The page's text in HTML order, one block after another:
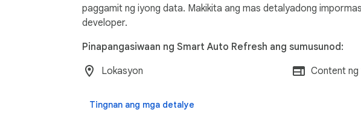
paggamit ng iyong data. Makikita ang mas detalyadong
developer.
Pinapangasiwaan ng Smart Auto Refresh ang sumusunod:
Lokasyon
Content
Tingnan ang mga detalye